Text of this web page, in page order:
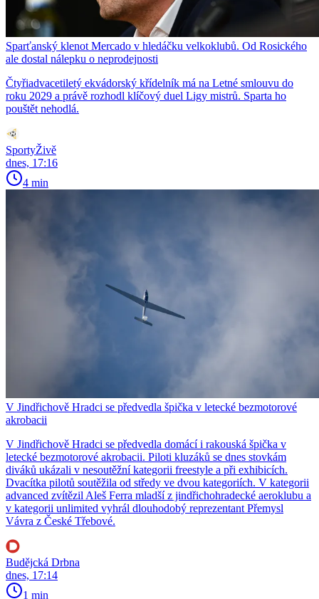
Sparťanský klenot Mercado v hledáčku velkoklubů. Od Rosického
ale dostal nálepku o neprodejnosti
Čtyřiadvacetiletý ekvádorský křídelník má na Letné smlouvu do
roku 2029 a právě rozhodl klíčový duel Ligy mistrů. Sparta ho
pouštět nehodlá.
SportyŽivě
dnes, 17:16
4 min
V Jindřichově Hradci se předvedla špička v letecké bezmotorové
akrobacii
V Jindřichově Hradci se předvedla domácí i rakouská špička v
letecké bezmotorové akrobacii. Piloti kluzáků se dnes stovkám
diváků ukázali v nesoutěžní kategorii freestyle a při exhibicích.
Dvacítka pilotů soutěžila od středy ve dvou kategoriích. V kategorii
advanced zvítězil Aleš Ferra mladší z jindřichohradecké aeroklubu a
v kategorii unlimited vyhrál dlouhodobý reprezentant Přemysl
Vávra z České Třebové.
Budějcká Drbna
dnes, 17:14
1 min